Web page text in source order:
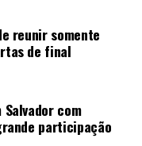
reunir somente
de final
com
participação